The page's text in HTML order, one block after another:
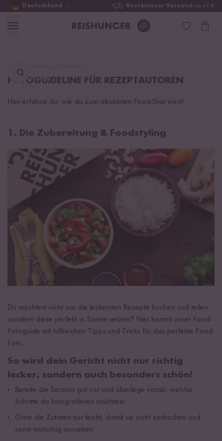
Deutschland Kostenloser Versand ab 49 €
finden ...
FOTOGUIDELINE FÜR REZEPTAUTOREN
Hier erfährst du, wie du zum absoluten Food-Star wirst!
1. Die Zubereitung & Foodstyling
Du möchtest nicht nur die leckersten Rezepte kochen und teilen,
sondern diese perfekt in Szene setzen? Hier kommt unser Food-
Fotoguide mit hilfreichen Tipps und Tricks für das perfekte Food-
Foto.
So wird dein Gericht nicht nur richtig
lecker, sondern auch besonders schön!
Bereite die Session gut vor und überlege vorab, welche
Schritte du fotografieren möchtest
Gare die Zutaten nur leicht, damit sie nicht zerkochen und
somit matschig aussehen